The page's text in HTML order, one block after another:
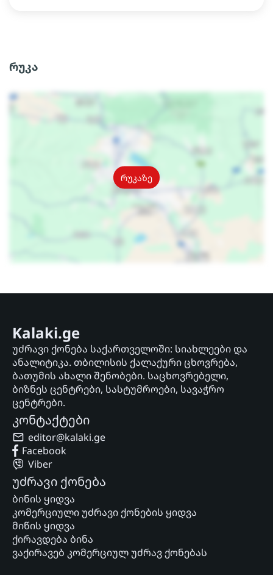
რუკა
რუკაზე
Kalaki.ge
უძრავი ქონება საქართველოში: სიახლეები და
ანალიტიკა. თბილისის ქალაქური ცხოვრება,
ბათუმის ახალი შენობები. საცხოვრებელი,
ბიზნეს ცენტრები, სასტუმროები, სავაჭრო
ცენტრები.
კონტაქტები
editor@kalaki.ge
Facebook
Viber
უძრავი ქონება
ბინის ყიდვა
კომერციული უძრავი ქონების ყიდვა
მიწის ყიდვა
ქირავდება ბინა
ვაქირავებ კომერციულ უძრავ ქონებას